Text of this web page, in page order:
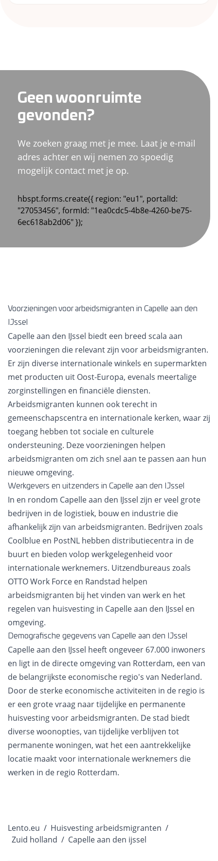
Geen woonruimte
gevonden?
We zoeken graag met je mee. Laat je e-mail
adres achter en wij nemen zo spoedig
mogelijk contact met je op.
hbspt.forms.create({ region: "eu1", portalId:
"27053456", formId: "1ea0cdc5-4b8e-4260-be75-
6ec618ab2d06" });
Voorzieningen voor arbeidsmigranten in Capelle aan den
IJssel
Capelle aan den IJssel biedt een breed scala aan
voorzieningen die relevant zijn voor arbeidsmigranten.
Er zijn diverse internationale winkels en supermarkten
met producten uit Oost-Europa, evenals meertalige
zorginstellingen en financiële diensten.
Arbeidsmigranten kunnen ook terecht in
gemeenschapscentra en internationale kerken, waar zij
toegang hebben tot sociale en culturele
ondersteuning. Deze voorzieningen helpen
arbeidsmigranten om zich snel aan te passen aan hun
nieuwe omgeving.
Werkgevers en uitzenders in Capelle aan den IJssel
In en rondom Capelle aan den IJssel zijn er veel grote
bedrijven in de logistiek, bouw en industrie die
afhankelijk zijn van arbeidsmigranten. Bedrijven zoals
Coolblue en PostNL hebben distributiecentra in de
buurt en bieden volop werkgelegenheid voor
internationale werknemers. Uitzendbureaus zoals
OTTO Work Force en Randstad helpen
arbeidsmigranten bij het vinden van werk en het
regelen van huisvesting in Capelle aan den IJssel en
omgeving.
Demografische gegevens van Capelle aan den IJssel
Capelle aan den IJssel heeft ongeveer 67.000 inwoners
en ligt in de directe omgeving van Rotterdam, een van
de belangrijkste economische regio's van Nederland.
Door de sterke economische activiteiten in de regio is
er een grote vraag naar tijdelijke en permanente
huisvesting voor arbeidsmigranten. De stad biedt
diverse woonopties, van tijdelijke verblijven tot
permanente woningen, wat het een aantrekkelijke
locatie maakt voor internationale werknemers die
werken in de regio Rotterdam.
Lento.eu / Huisvesting arbeidsmigranten /
Zuid holland / Capelle aan den ijssel